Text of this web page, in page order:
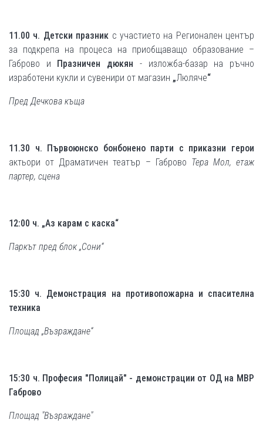
11.00 ч. Детски празник с участието на Регионален център
за подкрепа на процеса на приобщаващо образование –
Габрово и Празничен дюкян - изложба-базар на ръчно
изработени кукли и сувенири от магазин „Люляче“
Пред Дечкова къща
11.30 ч. Първоюнско бонбонено парти с приказни герои
актьори от Драматичен театър – Габрово Тера Мол, етаж
партер, сцена
12:00 ч. „Аз карам с каска“
Паркът пред блок „Сони“
15:30 ч. Демонстрация на противопожарна и спасителна
техника
Площад „Възраждане“
15:30 ч. Професия "Полицай" - демонстрации от ОД на МВР
Габрово
Площад "Възраждане"